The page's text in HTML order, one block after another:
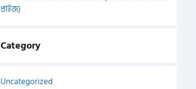
প্রাইজ)
Category
Uncategorized